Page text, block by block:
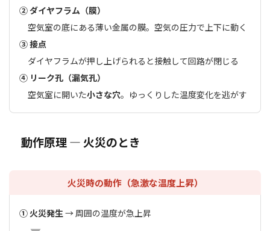
② ダイヤフラム（膜）
空気室の底にある薄い金属の膜。空気の圧力で上下に動く
③ 接点
ダイヤフラムが押し上げられると接触して回路が閉じる
④ リーク孔（漏気孔）
空気室に開いた小さな穴。ゆっくりした温度変化を逃がす
動作原理 ― 火災のとき
火災時の動作（急激な温度上昇）
① 火災発生→ 周囲の温度が急上昇